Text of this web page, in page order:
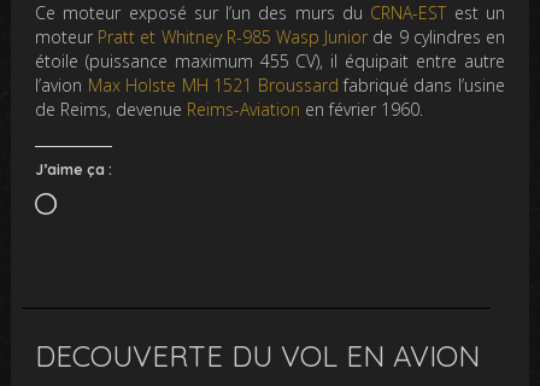
Ce moteur exposé sur l’un des murs du CRNA-EST est un
moteur Pratt et Whitney R-985 Wasp Junior de 9 cylindres en
étoile (puissance maximum 455 CV), il équipait entre autre
l’avion Max Holste MH 1521 Broussard fabriqué dans l’usine
de Reims, devenue Reims-Aviation en février 1960.
J’aime ça :
Chargement…
DECOUVERTE DU VOL EN AVION